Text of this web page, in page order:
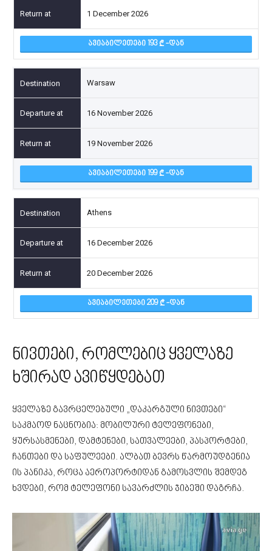
1 December 2026
ᲐᲕᲘᲐᲑᲘᲚᲔᲗᲔᲑᲘ 193 -ᲓᲐᲜ
Warsaw
16 November 2026
19 November 2026
ᲐᲕᲘᲐᲑᲘᲚᲔᲗᲔᲑᲘ 199 -ᲓᲐᲜ
Athens
16 December 2026
20 December 2026
ᲐᲕᲘᲐᲑᲘᲚᲔᲗᲔᲑᲘ 209 -ᲓᲐᲜ
ნივთები, რომლებიც ყველაზე
ხშირად ავიწყდებათ
ყველაზე გავრცელებული „დაკარგული ნივთები“
საკმაოდ ნაცნობია: მობილური ტელეფონები,
ყურსასმენები, დამტენები, სათვალეები, პასპორტები,
ჩანთები და საფულეები. ალბათ ბევრს წარმოუდგენია
ის პანიკა, როცა აეროპორტიდან გამოსვლის შემდეგ
ხვდები, რომ ტელეფონი სავარძლის ჯიბეში დაგრჩა.